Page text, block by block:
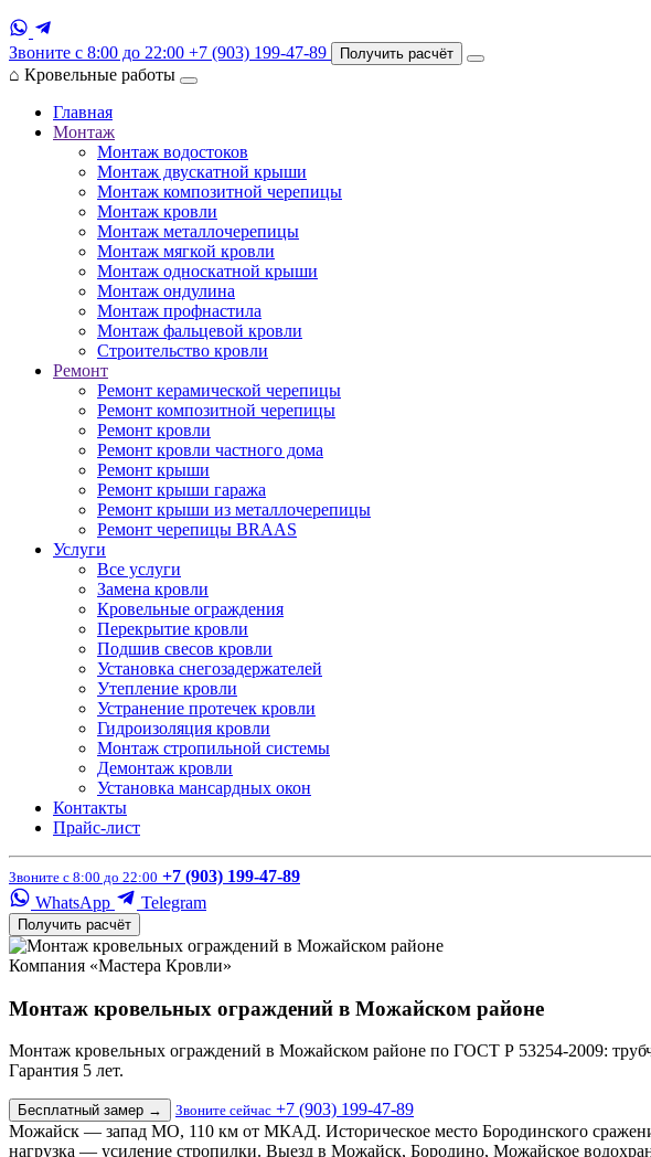
Звоните с 8:00 до 22:00 +7 (903) 199-47-89 Получить расчёт
⌂ Кровельные работы
Главная
Монтаж
Монтаж водостоков
Монтаж двускатной крыши
Монтаж композитной черепицы
Монтаж кровли
Монтаж металлочерепицы
Монтаж мягкой кровли
Монтаж односкатной крыши
Монтаж ондулина
Монтаж профнастила
Монтаж фальцевой кровли
Строительство кровли
Ремонт
Ремонт керамической черепицы
Ремонт композитной черепицы
Ремонт кровли
Ремонт кровли частного дома
Ремонт крыши
Ремонт крыши гаража
Ремонт крыши из металлочерепицы
Ремонт черепицы BRAAS
Услуги
Все услуги
Замена кровли
Кровельные ограждения
Перекрытие кровли
Подшив свесов кровли
Установка снегозадержателей
Утепление кровли
Устранение протечек кровли
Гидроизоляция кровли
Монтаж стропильной системы
Демонтаж кровли
Установка мансардных окон
Контакты
Прайс-лист
Звоните с 8:00 до 22:00 +7 (903) 199-47-89
WhatsApp
Telegram
Получить расчёт
Компания «Мастера Кровли»
Монтаж кровельных ограждений в Можайском районе
Монтаж кровельных ограждений в Можайском районе по ГОСТ Р 53254-2009:
Гарантия 5 лет.
Бесплатный замер → Звоните сейчас +7 (903) 199-47-89
Можайск — запад МО, 110 км от МКАД. Историческое место Бородинского
нагрузка — усиление стропилки. Выезд в Можайск, Бородино, Можайское